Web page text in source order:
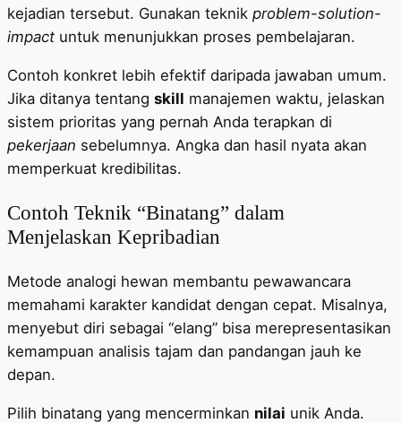
kejadian tersebut. Gunakan teknik problem-solution-
impact untuk menunjukkan proses pembelajaran.
Contoh konkret lebih efektif daripada jawaban umum.
Jika ditanya tentang skill manajemen waktu, jelaskan
sistem prioritas yang pernah Anda terapkan di
pekerjaan sebelumnya. Angka dan hasil nyata akan
memperkuat kredibilitas.
Contoh Teknik “Binatang” dalam
Menjelaskan Kepribadian
Metode analogi hewan membantu pewawancara
memahami karakter kandidat dengan cepat. Misalnya,
menyebut diri sebagai “elang” bisa merepresentasikan
kemampuan analisis tajam dan pandangan jauh ke
depan.
Pilih binatang yang mencerminkan nilai unik Anda.